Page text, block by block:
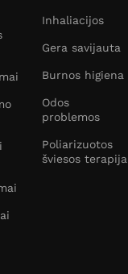
Inhaliacijos
Gera savijauta
Burnos higiena
Odos
problemos
Poliarizuotos
šviesos terapija